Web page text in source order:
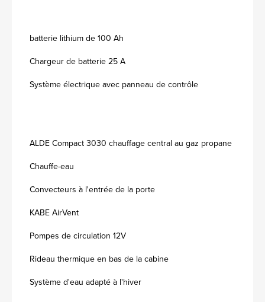
batterie lithium de 100 Ah
Chargeur de batterie 25 A
Système électrique avec panneau de contrôle
ALDE Compact 3030 chauffage central au gaz propane
Chauffe-eau
Convecteurs à l'entrée de la porte
KABE AirVent
Pompes de circulation 12V
Rideau thermique en bas de la cabine
Système d'eau adapté à l'hiver